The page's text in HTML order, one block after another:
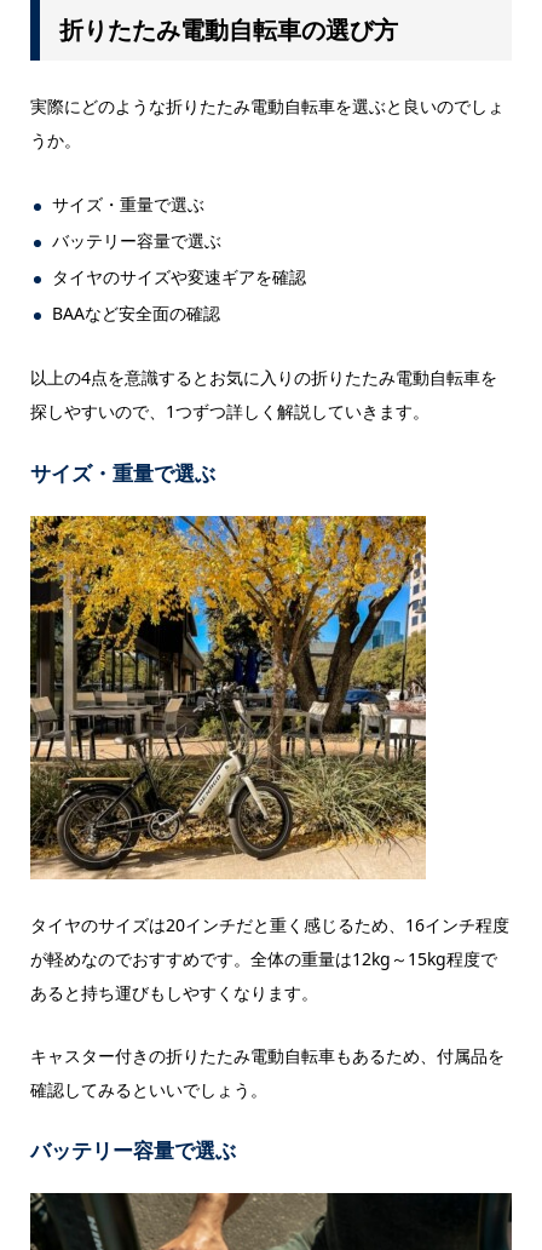
折りたたみ電動自転車の選び方
実際にどのような折りたたみ電動自転車を選ぶと良いのでしょ
うか。
サイズ・重量で選ぶ
バッテリー容量で選ぶ
タイヤのサイズや変速ギアを確認
BAAなど安全面の確認
以上の4点を意識するとお気に入りの折りたたみ電動自転車を
探しやすいので、1つずつ詳しく解説していきます。
サイズ・重量で選ぶ
タイヤのサイズは20インチだと重く感じるため、16インチ程度
が軽めなのでおすすめです。全体の重量は12kg～15kg程度で
あると持ち運びもしやすくなります。
キャスター付きの折りたたみ電動自転車もあるため、付属品を
確認してみるといいでしょう。
バッテリー容量で選ぶ